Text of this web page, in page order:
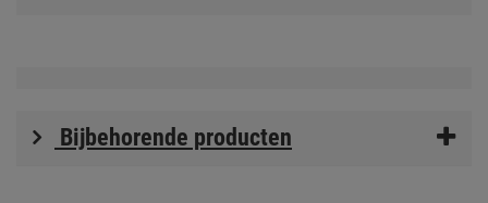
Bijbehorende producten